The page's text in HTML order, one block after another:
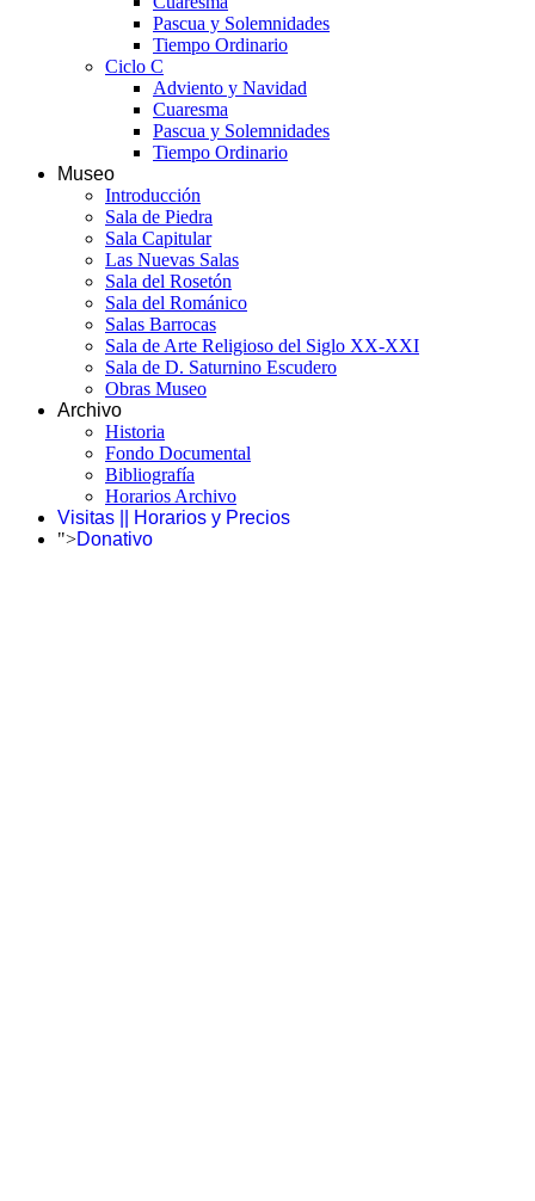
Pascua y Solemnidades
Tiempo Ordinario
Ciclo C
Adviento y Navidad
Cuaresma
Pascua y Solemnidades
Tiempo Ordinario
Museo
Introducción
Sala de Piedra
Sala Capitular
Las Nuevas Salas
Sala del Rosetón
Sala del Románico
Salas Barrocas
Sala de Arte Religioso del Siglo XX-XXI
Sala de D. Saturnino Escudero
Obras Museo
Archivo
Historia
Fondo Documental
Bibliografía
Horarios Archivo
Visitas || Horarios y Precios
">Donativo